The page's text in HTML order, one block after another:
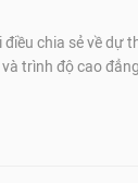
điều chia sẻ về dự
trình độ cao